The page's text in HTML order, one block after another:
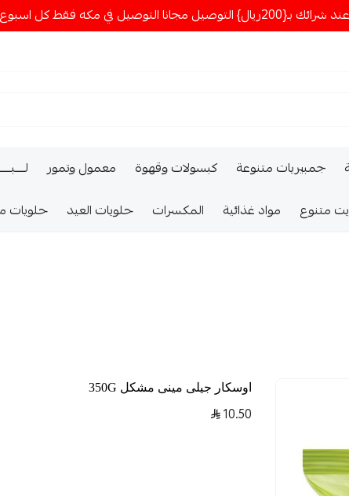
في مكه فقط كل اسبوع اصناف جديدة
جمبيريات متنوعة كبسولات وقهوة معمول وتمور
متنوع مواد غذائية المكسرات حلويات العيد حلويات
اوسكار جيلى مينى مشكل 350G
10.50